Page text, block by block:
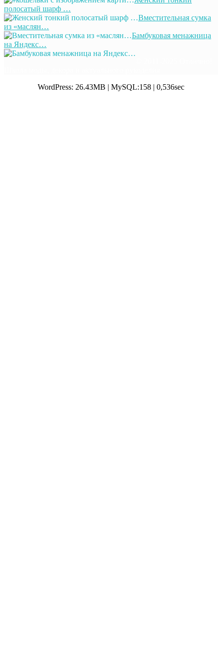
полосатый шарф …
Вместительная сумка
из «маслян…
Бамбуковая менажница
на Яндекс…
WordPress: 26.43MB | MySQL:158 | 0,536sec